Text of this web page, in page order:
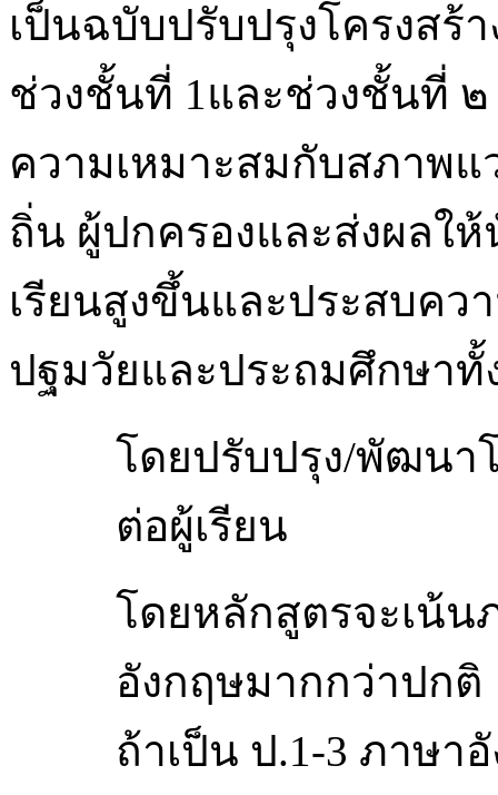
เป็นฉบับปรับปรุงโครงส
ช่วงชั้นที่ 1และช่วงชั้นที่
ความเหมาะสมกับสภาพแ
ถิ่น ผู้ปกครองและส่งผลใ
เรียนสูงขึ้นและประสบคว
ปฐมวัยและประถมศึกษาทั้
โดยปรับปรุง/พัฒนา
ต่อผู้เรียน
โดยหลักสูตรจะเน้น
อังกฤษมากกว่าปกติ
ถ้าเป็น ป.1-3 ภาษา